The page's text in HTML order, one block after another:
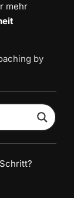
mehr
by